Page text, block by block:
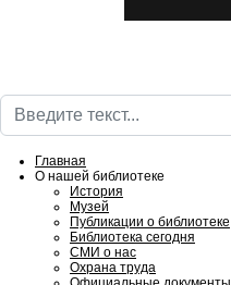
Поиск
Главная
О нашей библиотеке
История
Музей
Публикации о библиотеке
Библиотека сегодня
СМИ о нас
Охрана труда